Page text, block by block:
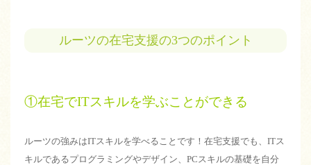
ルーツの在宅支援の3つのポイント
①在宅でITスキルを学ぶことができる
ルーツの強みはITスキルを学べることです！在宅支援でも、ITス
キルであるプログラミングやデザイン、PCスキルの基礎を自分